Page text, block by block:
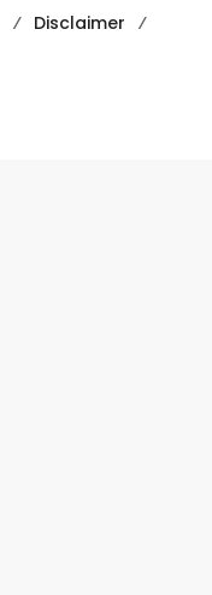
Disclaimer